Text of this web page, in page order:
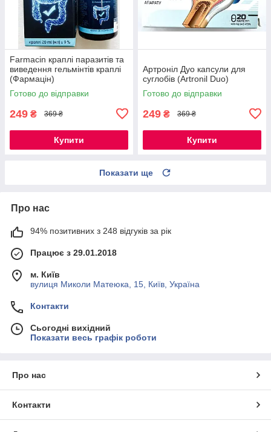
Farmacin краплі паразитів та
виведення гельмінтів краплі
(Фармацін)
Готово до відправки
249 ₴ 369 ₴
Купити
Артроніл Дуо капсули для
суглобів (Artronil Duo)
Готово до відправки
249 ₴ 369 ₴
Купити
Показати ще
Про нас
94% позитивних з 248 відгуків за рік
Працює з 29.01.2018
м. Київ
вулиця Миколи Матеюка, 15, Київ, Україна
Контакти
Сьогодні вихідний
Показати весь графік роботи
Про нас
Контакти